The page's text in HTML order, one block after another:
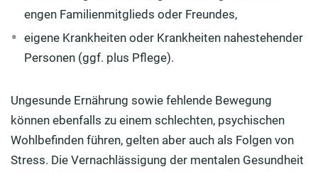
engen Familienmitglieds oder Freundes,
eigene Krankheiten oder Krankheiten nahestehender
Personen (ggf. plus Pflege).
Ungesunde Ernährung sowie fehlende Bewegung
können ebenfalls zu einem schlechten, psychischen
Wohlbefinden führen, gelten aber auch als Folgen von
Stress. Die Vernachlässigung der mentalen Gesundheit